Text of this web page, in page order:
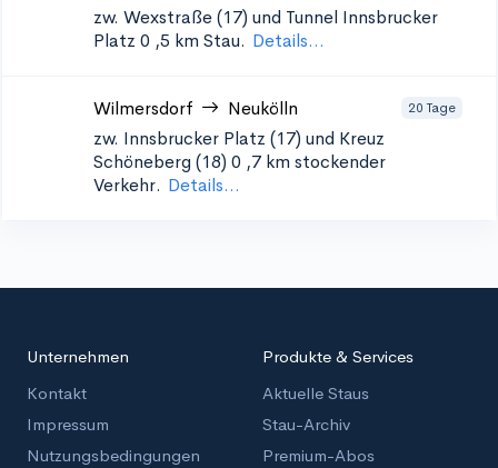
zw. Wexstraße (17) und Tunnel Innsbrucker
Platz 0 ,5 km Stau. Details...
Wilmersdorf Neukölln 20 Tage
zw. Innsbrucker Platz (17) und Kreuz
Schöneberg (18) 0 ,7 km stockender
Verkehr. Details...
Unternehmen
Kontakt
Impressum
Nutzungsbedingungen
Produkte & Services
Aktuelle Staus
Stau-Archiv
Premium-Abos